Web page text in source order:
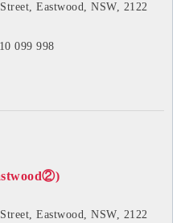
Eastwood, NSW, 2122
099 998
Eastwood, NSW, 2122